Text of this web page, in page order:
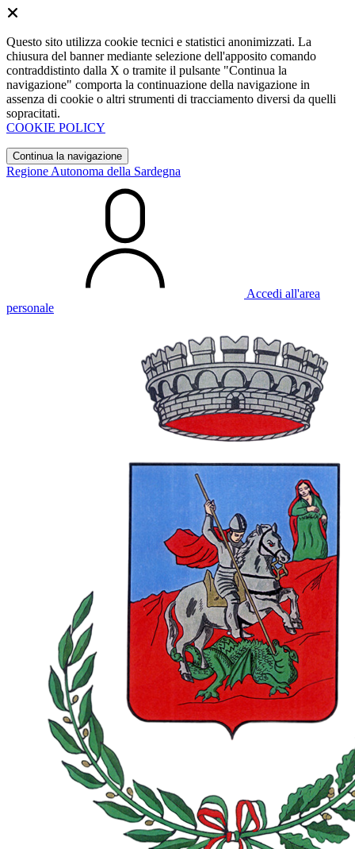
Questo sito utilizza cookie tecnici e statistici anonimizzati. La
chiusura del banner mediante selezione dell'apposito comando
contraddistinto dalla X o tramite il pulsante "Continua la
navigazione" comporta la continuazione della navigazione in
assenza di cookie o altri strumenti di tracciamento diversi da quelli
sopracitati.
COOKIE POLICY
Continua la navigazione
Regione Autonoma della Sardegna
Accedi all'area
personale